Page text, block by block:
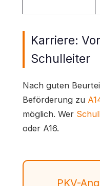
Karriere:
Schulleiter
Nach guten
Beförderung zu
möglich. Wer
oder A16.
PKV-